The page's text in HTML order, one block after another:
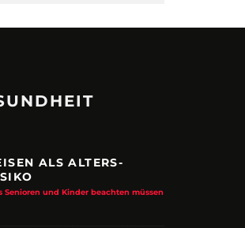
ALS ALTERS-
Senioren und Kinder beachten müssen